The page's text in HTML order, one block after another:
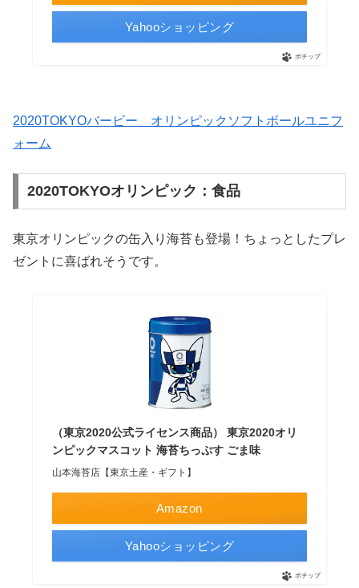
Yahooショッピング
ポチップ
2020TOKYOバービー オリンピックソフトボールユニフ
ォーム
2020TOKYOオリンピック：食品
東京オリンピックの缶入り海苔も登場！ちょっとしたプレ
ゼントに喜ばれそうです。
（東京2020公式ライセンス商品） 東京2020オリ
ンピックマスコット 海苔ちっぷす ごま味
山本海苔店【東京土産・ギフト】
Amazon
Yahooショッピング
ポチップ